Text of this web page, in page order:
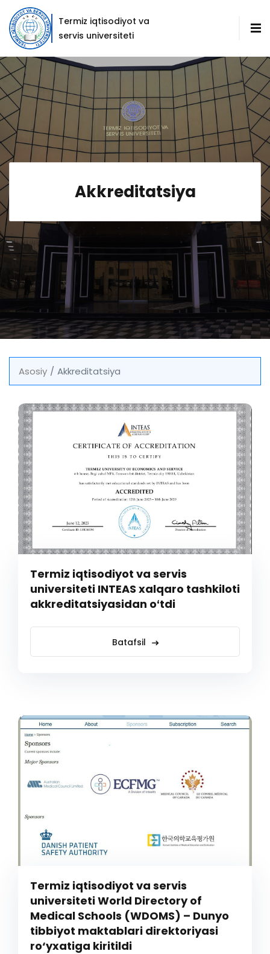
Termiz iqtisodiyot va
servis universiteti
Akkreditatsiya
Asosiy Akkreditatsiya
Termiz iqtisodiyot va servis
universiteti INTEAS xalqaro tashkiloti
akkreditatsiyasidan oʻtdi
Batafsil
Termiz iqtisodiyot va servis
universiteti World Directory of
Medical Schools (WDOMS) – Dunyo
tibbiyot maktablari direktoriyasi
ro‘yxatiga kiritildi